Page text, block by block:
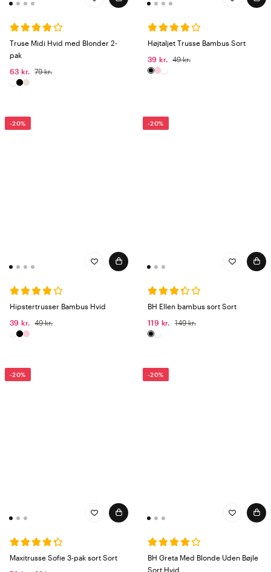
Truse Midi Hvid med Blonder 2-
pak
63 kr.
79 kr.
Højtaljet Trusse Bambus Sort
39 kr.
49 kr.
-20%
Hipstertrusser Bambus Hvid
39 kr.
49 kr.
-20%
BH Ellen bambus sort Sort
119 kr.
149 kr.
-20%
Maxitrusse Sofie 3-pak sort Sort
-20%
BH Greta Med Blonde Uden Bøjle
Sort Hvid